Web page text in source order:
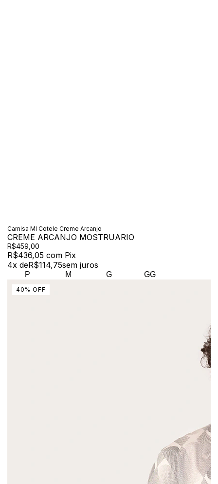
Camisa Ml Cotele Creme Arcanjo
CREME ARCANJO MOSTRUARIO
R$459,00
R$436,05 com Pix
4x deR$114,75sem juros
P M G GG
40 % OFF